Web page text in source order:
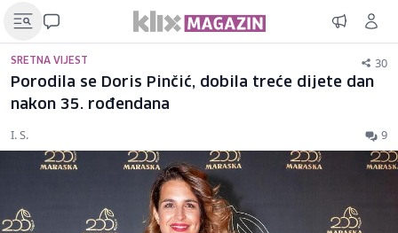
SRETNA VIJEST 30
Porodila se Doris Pinčić, dobila treće dijete dan
nakon 35. rođendana
I. S. 9